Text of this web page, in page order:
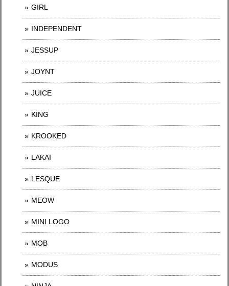
GIRL
INDEPENDENT
JESSUP
JOYNT
JUICE
KING
KROOKED
LAKAI
LESQUE
MEOW
MINI LOGO
MOB
MODUS